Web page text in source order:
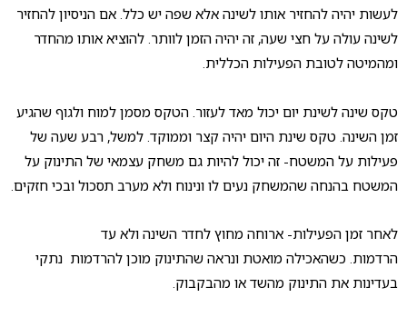
לעשות יהיה להחזיר אותו לשינה אלא שפה יש כלל. אם הניסיון להחזיר
לשינה עולה על חצי שעה, זה יהיה הזמן לוותר. להוציא אותו מהחדר
ומהמיטה לטובת הפעילות הכללית.
טקס שינה לשינת יום יכול מאד לעזור. הטקס מסמן למוח ולגוף שהגיע
זמן השינה. טקס שינת היום יהיה קצר וממוקד. למשל, רבע שעה של
פעילות על המשטח- זה יכול להיות גם משחק עצמאי של התינוק על
המשטח בהנחה שהמשחק נעים לו ונינוח ולא מערב תסכול ובכי חזקים.
לאחר זמן הפעילות- ארוחה מחוץ לחדר השינה ולא עד
הרדמות. כשהאכילה מואטת ונראה שהתינוק מוכן להרדמות נתקי
בעדינות את התינוק מהשד או מהבקבוק.